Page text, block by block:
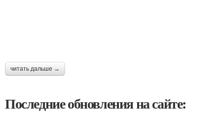
читать дальше →
Последние обновления на сайте: